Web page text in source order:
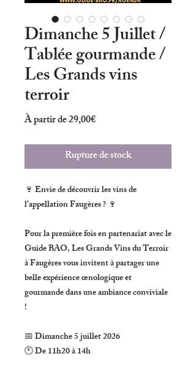
Dimanche 5 Juillet /
Tablée gourmande /
Les Grands vins
terroir
À partir de29,00€Prix
Rupture de stock
🍷 Envie de découvrir les vins de
l’appellation Faugères ? 🍷
Pour la première fois en partenariat avec le
Guide BAO,Les Grands Vins du Terroir
à Faugèresvous invitent à partager une
belle expérience œnologique et
gourmande dans une ambiance conviviale
!
📅Dimanche 5 juillet 2026
🕚De 11h20 à 14h